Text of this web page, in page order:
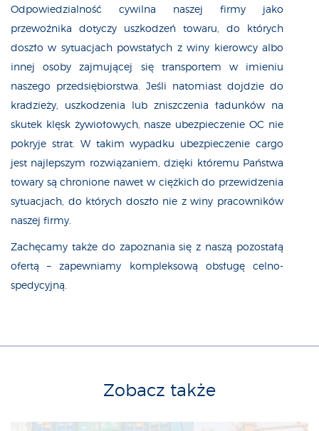
Odpowiedzialność cywilna naszej firmy jako
przewoźnika dotyczy uszkodzeń towaru, do których
doszło w sytuacjach powstałych z winy kierowcy albo
innej osoby zajmującej się transportem w imieniu
naszego przedsiębiorstwa. Jeśli natomiast dojdzie do
kradzieży, uszkodzenia lub zniszczenia ładunków na
skutek klęsk żywiołowych, nasze ubezpieczenie OC nie
pokryje strat. W takim wypadku ubezpieczenie cargo
jest najlepszym rozwiązaniem, dzięki któremu Państwa
towary są chronione nawet w ciężkich do przewidzenia
sytuacjach, do których doszło nie z winy pracowników
naszej firmy.
Zachęcamy także do zapoznania się z naszą pozostałą
ofertą – zapewniamy kompleksową obsługę celno-
spedycyjną.
Zobacz także